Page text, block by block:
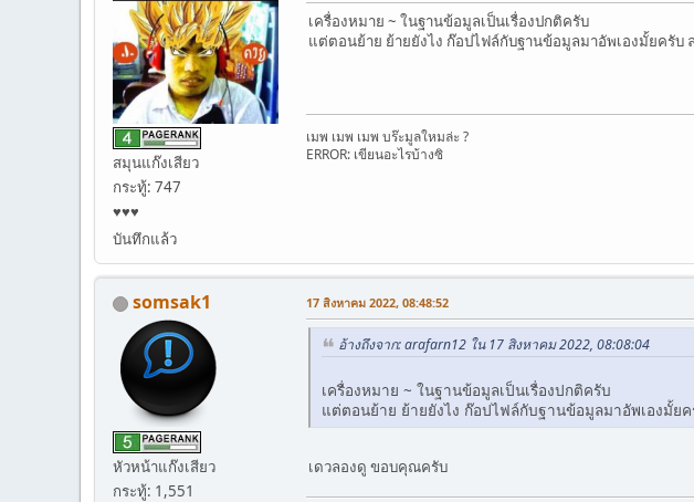
สมุนแก๊งเสียว
กระทู้: 747
♥♥♥
บันทึกแล้ว
เครื่องหมาย ~ ในฐานข้อมูลเป็นเรื่องปกติครับ
แต่ตอนย้าย ย้ายยังไง ก๊อปไฟล์กับฐานข้อมูลมาอัพเองมั้ยครั
เมพ เมพ เมพ บร๊ะมูลใหมล่ะ ?
ERROR: เขียนอะไรบ้างซิ
somsak1
หัวหน้าแก๊งเสียว
กระทู้: 1,551
17 สิงหาคม 2022, 08:48:52
อ้างถึงจาก: arafarn12 ใน 17 สิงหาคม 2022, 08:08:04
เครื่องหมาย ~ ในฐานข้อมูลเป็นเรื่องปกติครับ
แต่ตอนย้าย ย้ายยังไง ก๊อปไฟล์กับฐานข้อมูลมาอัพเองมั้
เดวลองดู ขอบคุณครับ